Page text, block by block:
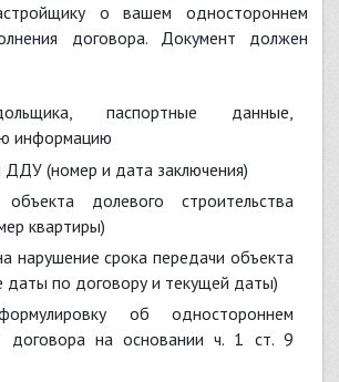
о вашем одностороннем
договора. Документ должен
информацию
ДДУ (номер и дата заключения)
квартиры)
даты по договору и текущей даты)
договора на основании ч. 1 ст. 9